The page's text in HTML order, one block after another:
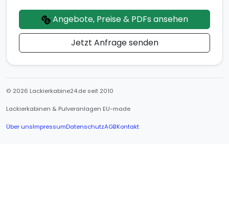
Angebote, Preise & PDFs ansehen
Jetzt Anfrage senden
© 2026 Lackierkabine24.de seit 2010
Lackierkabinen & Pulveranlagen EU-made
Über unsImpressumDatenschutzAGBKontakt